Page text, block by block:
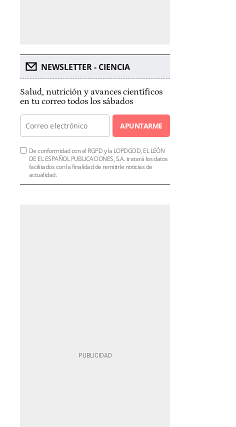
NEWSLETTER - CIENCIA
Salud, nutrición y avances científicos
en tu correo todos los sábados
APUNTARME
De conformidad con el RGPD y la LOPDGDD, EL LEÓN
DE EL ESPAÑOL PUBLICACIONES, S.A. tratará los datos
facilitados con la finalidad de remitirle noticias de
actualidad.